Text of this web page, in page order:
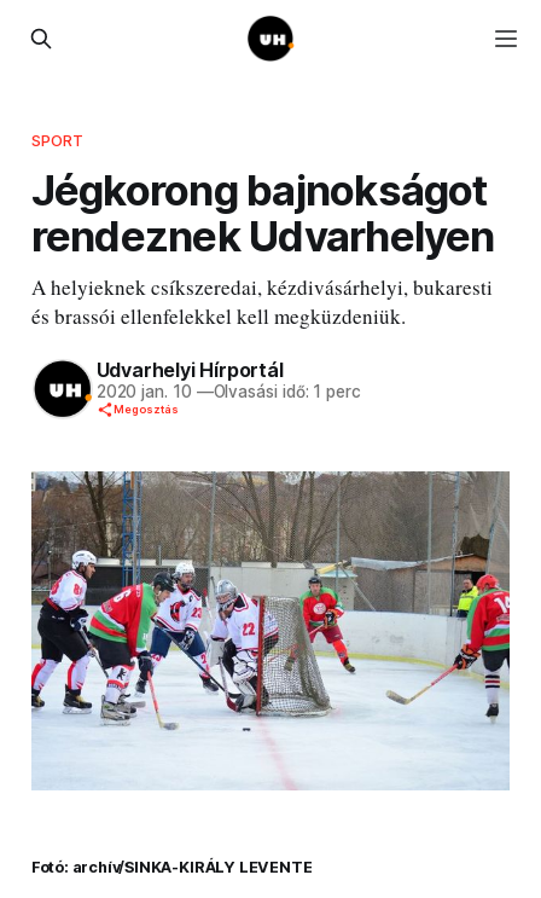
SPORT
Jégkorong bajnokságot
rendeznek Udvarhelyen
A helyieknek csíkszeredai, kézdivásárhelyi, bukaresti
és brassói ellenfelekkel kell megküzdeniük.
Udvarhelyi Hírportál
2020 jan. 10 —Olvasási idő: 1 perc
Megosztás
Fotó: archív/SINKA-KIRÁLY LEVENTE